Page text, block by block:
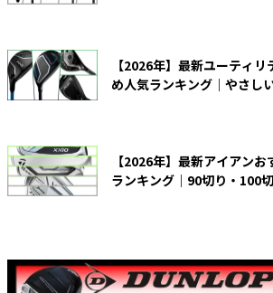
【2026年】最新ユーティリ
め人気ランキング｜やさし
【2026年】最新アイアン
ランキング｜90切り・100